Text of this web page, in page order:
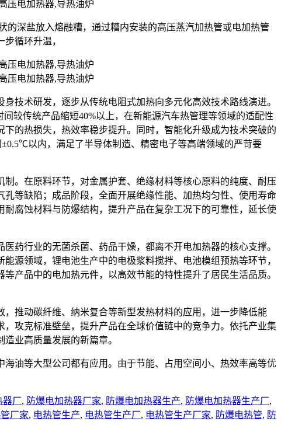
深盐放入熔融糟，通过糟内安装的高压蒸汽加热管或电加热管
循环升温，
技术研发，逐步从传统电阻式加热向多元化高效技术路线演进。
较传统产品缩短40%以上，在新能源汽车热管理等领域的适配性
的热损失，热效率稳步提升。同时，智能化升级成为技术突破的
以内，满足了半导体制造、精密电子等高端领域的严苛要
。在原料环节，对金属护套、绝缘材料等核心原料的纯度、耐压
等缺陷；成品阶段，全面开展绝缘性能、加热均匀性、使用寿命
腐蚀材料与防爆结构，提升产品在复杂工况下的可靠性，延长使
药行业的无菌杀菌、药品干燥，都离不开电加热器的核心支撑。
源领域，锂电池生产中的电极浆料搅拌、电池模组预热等环节，
产品中的电加热元件，以高效节能的特性提升了居民生活品质。
推动碳纤维、纳米复合等新型发热材料的应用，进一步降低能
攻克标准壁垒，提升产品在全球价值链中的竞争力。依托产业集
业高质量发展的新篇章。
油等大型公司都有应用。由于节能、占用空间小、热效率高等优
器厂, 防爆电加热器厂家, 防爆电加热器生产, 防爆电加热器生产厂,
厂家, 电热管生产, 电热管生产厂, 电热管生产厂家, 防爆电热管, 防